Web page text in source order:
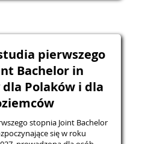
pierwszego
Bachelor in
Polaków i dla
stopnia Joint Bachelor
się w roku